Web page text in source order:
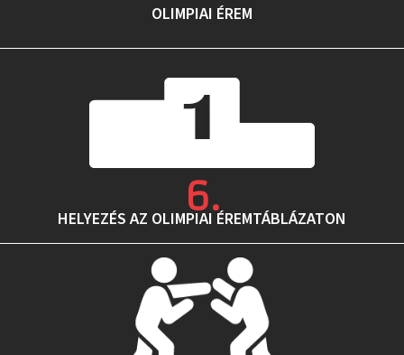
OLIMPIAI ÉREM
HELYEZÉS AZ OLIMPIAI ÉREMTÁBLÁZATON
6.